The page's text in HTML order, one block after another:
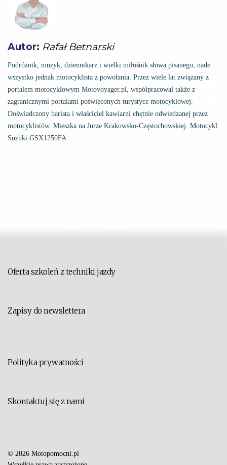
Autor: Rafał Betnarski
Podróżnik, muzyk, dziennikarz i wielki miłośnik słowa pisanego; nade
wszystko jednak motocyklista z powołania. Przez wiele lat związany z
portalem motocyklowym Motovoyager.pl, współpracował także z
zagranicznymi portalami poświęconych turystyce motocyklowej.
Doświadczony barista i właściciel kawiarni chętnie odwiedzanej przez
motocyklistów. Mieszka na Jurze Krakowsko-Częstochowskiej. Motocykl:
Suzuki GSX1250FA
Oferta szkoleń z techniki jazdy
Zapisy do newslettera
Polityka prywatności
Skontaktuj się z nami
© 2026 Motopomocni.pl
Set Youtube Channel ID